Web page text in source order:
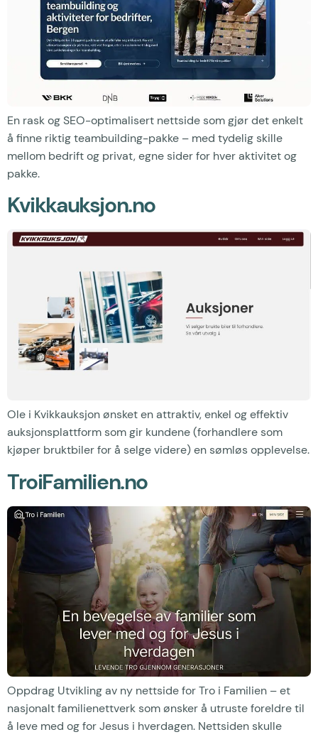
En rask og SEO-optimalisert nettside som gjør det enkelt
å finne riktig teambuilding-pakke – med tydelig skille
mellom bedrift og privat, egne sider for hver aktivitet og
pakke.
Kvikkauksjon.no
Ole i Kvikkauksjon ønsket en attraktiv, enkel og effektiv
auksjonsplattform som gir kundene (forhandlere som
kjøper bruktbiler for å selge videre) en sømløs opplevelse.
TroiFamilien.no
Oppdrag Utvikling av ny nettside for Tro i Familien – et
nasjonalt familienettverk som ønsker å utruste foreldre til
å leve med og for Jesus i hverdagen. Nettsiden skulle